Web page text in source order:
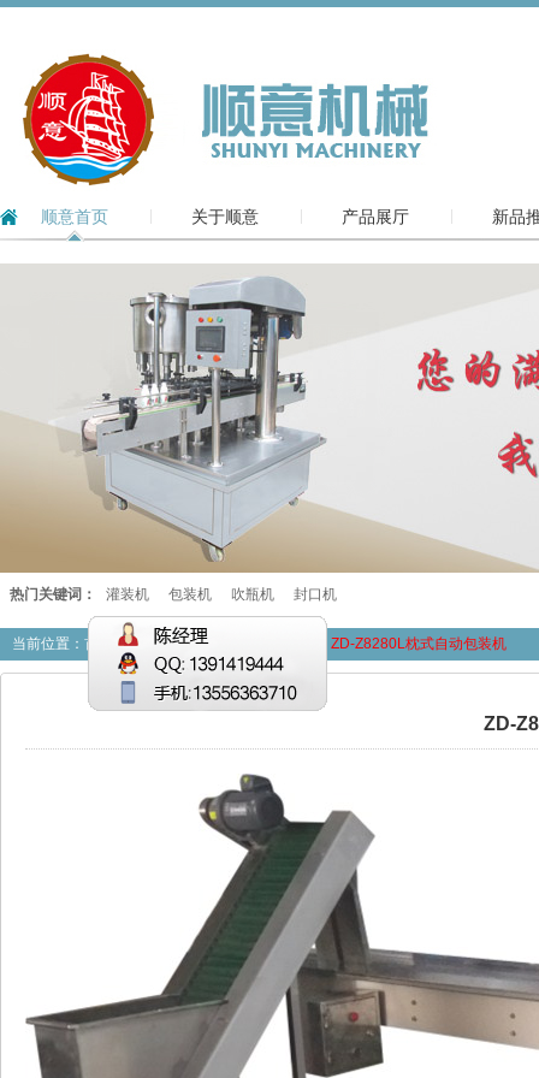
顺意首页 关于顺意 产品展厅 新品
热门关键词： 灌装机 包装机 吹瓶机 封口机
当前位置： 首页 >>产品展厅>>ZD自动包装机 >> ZD-Z8280L枕式自动包装机
ZD-